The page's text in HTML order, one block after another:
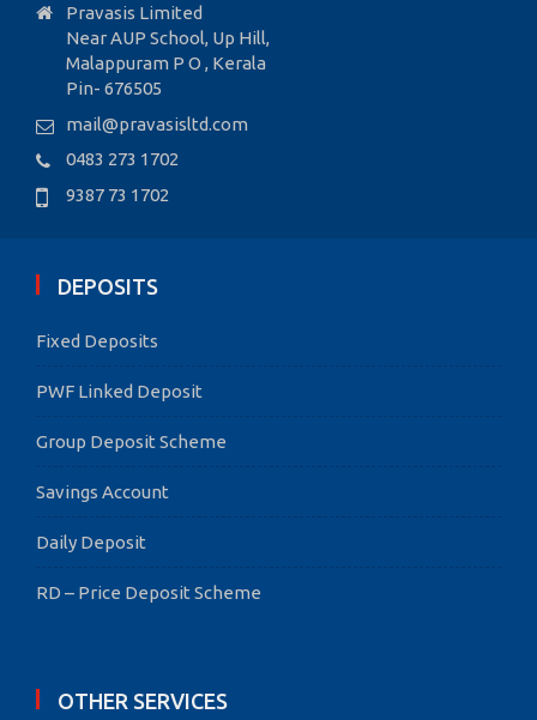
Pravasis Limited
Near AUP School, Up Hill,
Malappuram P O , Kerala
Pin- 676505
mail@pravasisltd.com
0483 273 1702
9387 73 1702
DEPOSITS
Fixed Deposits
PWF Linked Deposit
Group Deposit Scheme
Savings Account
Daily Deposit
RD – Price Deposit Scheme
OTHER SERVICES